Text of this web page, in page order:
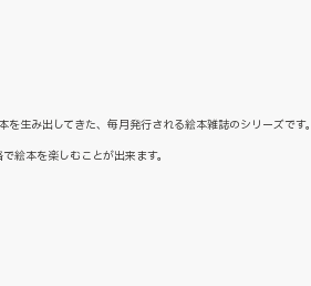
生み出してきた、毎月発行される絵本雑誌のシリーズです。
絵本を楽しむことが出来ます。